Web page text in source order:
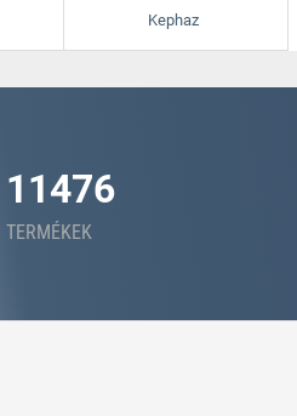
Kephaz
11476
TERMÉKEK